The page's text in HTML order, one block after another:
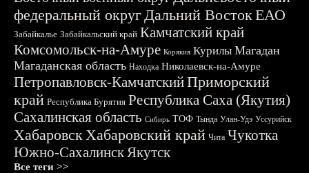
федеральный округДальний ВостокЕАО
Забайкалье Забайкальский край Камчатский край
Комсомольск-на-Амуре Корякия Курилы Магадан
Магаданская область Находка Николаевск-на-Амуре
Петропавловск-КамчатскийПриморский
край Республика Бурятия Республика Саха (Якутия)
Сахалинская область Сибирь ТОФ Тында Улан-Удэ Уссурийск
ХабаровскХабаровский край Чита Чукотка
Южно-СахалинскЯкутск
Все теги >>